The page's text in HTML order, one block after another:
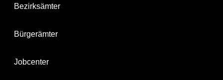
Bezirksämter
Bürgerämter
Jobcenter